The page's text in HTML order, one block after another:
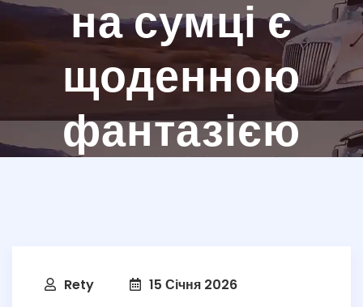
на сумці є
щоденною
фантазією
Rety 15 Січня 2026